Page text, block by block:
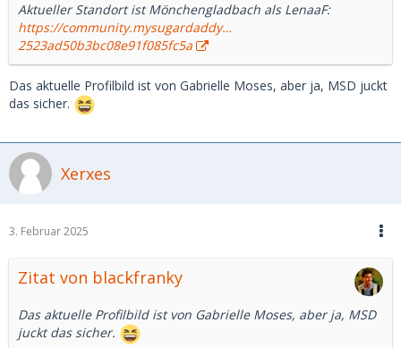
Aktueller Standort ist Mönchengladbach als LenaaF:
https://community.mysugardaddy…
2523ad50b3bc08e91f085fc5a
Das aktuelle Profilbild ist von Gabrielle Moses, aber ja, MSD juckt
das sicher.
Xerxes
3. Februar 2025
Zitat von blackfranky
Das aktuelle Profilbild ist von Gabrielle Moses, aber ja, MSD
juckt das sicher.